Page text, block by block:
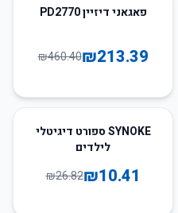
54
פאגאני דיזיין PD2770
₪213.39
₪460.40
61
SYNOKE ספורט דיגיטלי
לילדים
₪10.41
₪26.82